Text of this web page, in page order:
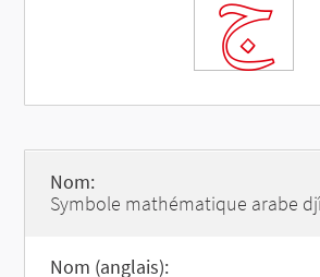
Nom:
Symbole mathématique arabe
Nom (anglais):